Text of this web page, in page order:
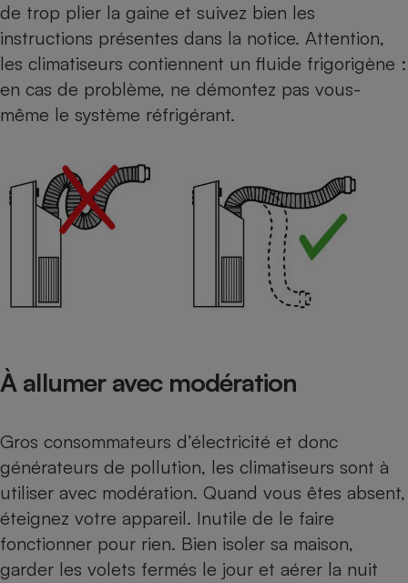
de trop plier la gaine et suivez bien les
instructions présentes dans la notice. Attention,
les climatiseurs contiennent un fluide frigorigène :
en cas de problème, ne démontez pas vous-
même le système réfrigérant.
À allumer avec modération
Gros consommateurs d’électricité et donc
générateurs de pollution, les climatiseurs sont à
utiliser avec modération. Quand vous êtes absent,
éteignez votre appareil. Inutile de le faire
fonctionner pour rien. Bien isoler sa maison,
garder les volets fermés le jour et aérer la nuit